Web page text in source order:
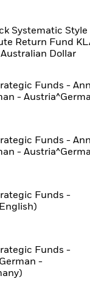
Systematic Style
Return Fund
Dollar
Funds -
-
Funds -
-
Funds -
Funds -
-